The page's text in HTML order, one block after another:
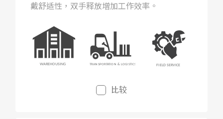
戴舒适性，双手释放增加工作效率。
比较